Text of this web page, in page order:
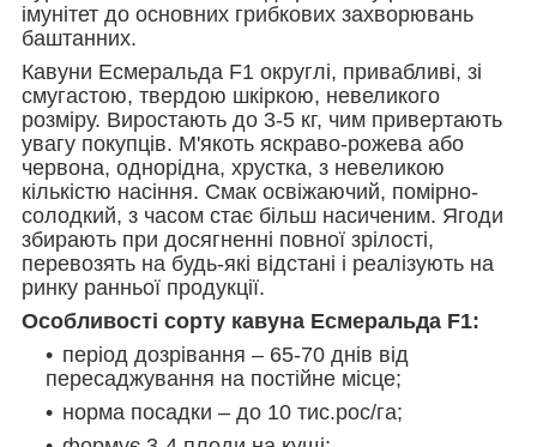
імунітет до основних грибкових захворювань
баштанних.
Кавуни Есмеральда F1 округлі, привабливі, зі
смугастою, твердою шкіркою, невеликого
розміру. Виростають до 3-5 кг, чим привертають
увагу покупців. М'якоть яскраво-рожева або
червона, однорідна, хрустка, з невеликою
кількістю насіння. Смак освіжаючий, помірно-
солодкий, з часом стає більш насиченим. Ягоди
збирають при досягненні повної зрілості,
перевозять на будь-які відстані і реалізують на
ринку ранньої продукції.
Особливості сорту кавуна Есмеральда F1:
період дозрівання – 65-70 днів від
пересаджування на постійне місце;
норма посадки – до 10 тис.рос/га;